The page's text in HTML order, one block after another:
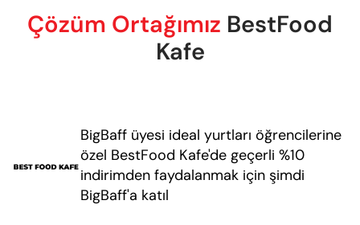
Çözüm Ortağımız BestFood
Kafe
BigBaff üyesi ideal yurtları öğrencilerine
özel BestFood Kafe'de geçerli %10
indirimden faydalanmak için şimdi
BigBaff'a katıl